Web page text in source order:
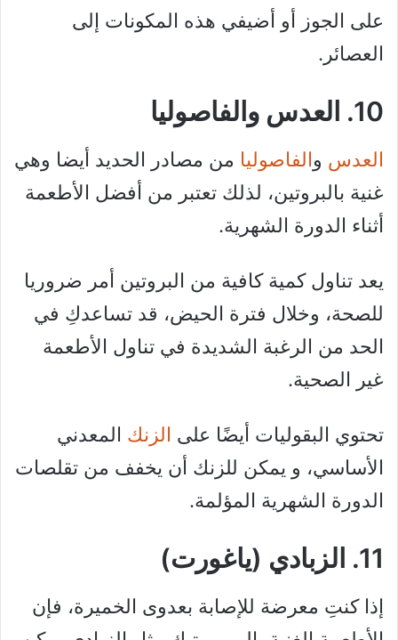
على الجوز أو أضيفي هذه المكونات إلى
العصائر.
10. العدس والفاصوليا
العدس والفاصوليا من مصادر الحديد أيضا وهي
غنية بالبروتين، لذلك تعتبر من أفضل الأطعمة
أثناء الدورة الشهرية.
يعد تناول كمية كافية من البروتين أمر ضروريا
للصحة، وخلال فترة الحيض، قد تساعدكِ في
الحد من الرغبة الشديدة في تناول الأطعمة
غير الصحية.
تحتوي البقوليات أيضًا على الزنك المعدني
الأساسي، و يمكن للزنك أن يخفف من تقلصات
الدورة الشهرية المؤلمة.
11. الزبادي (ياغورت)
إذا كنتِ معرضة للإصابة بعدوى الخميرة، فإن